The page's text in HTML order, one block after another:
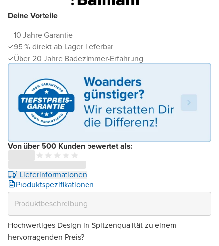
Deine Vorteile
10 Jahre Garantie
95 % direkt ab Lager lieferbar
Über 20 Jahre Badezimmer-Erfahrung
Von über 500 Kunden bewertet als:
¹ Lieferinformationen
Produktspezifikationen
Hochwertiges Design in Spitzenqualität zu einem
hervorragenden Preis?